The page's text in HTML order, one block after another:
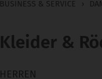
BUSINESS & SERVICE ›
Kleider &
HERREN